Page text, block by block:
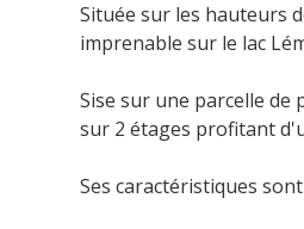
Située sur les hauteurs
imprenable sur le lac
Sise sur une parcelle de
sur 2 étages profitant
Ses caractéristiques